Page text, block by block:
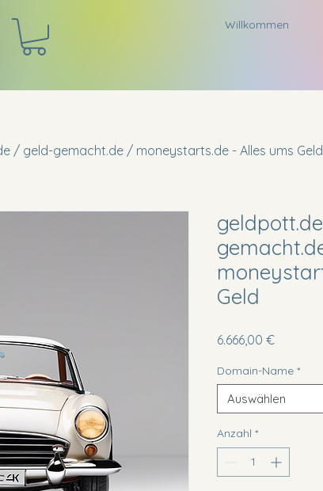
Willkommen
/ geld-gemacht.de / moneystarts.de - Alles ums Geld
Geld
6.666,00 €Preis
Domain-Name *
Auswählen
Anzahl *